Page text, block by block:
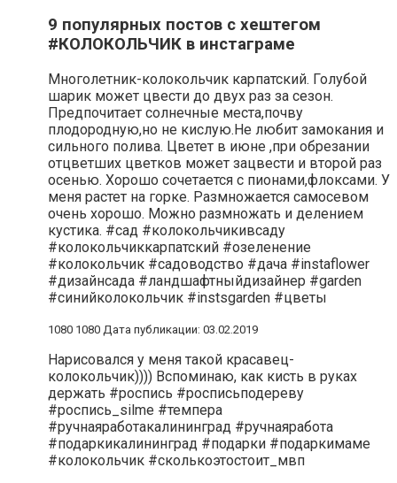
9 популярных постов с хештегом
#КОЛОКОЛЬЧИК в инстаграме
Многолетник-колокольчик карпатский. Голубой
шарик может цвести до двух раз за сезон.
Предпочитает солнечные места,почву
плодородную,но не кислую.Не любит замокания и
сильного полива. Цветет в июне ,при обрезании
отцветших цветков может зацвести и второй раз
осенью. Хорошо сочетается с пионами,флоксами. У
меня растет на горке. Размножается самосевом
очень хорошо. Можно размножать и делением
кустика. #сад #колокольчикивсаду
#колокольчиккарпатский #озеленение
#колокольчик #садоводство #дача #instaflower
#дизайнсада #ландшафтныйдизайнер #garden
#синийколокольчик #instsgarden #цветы
1080 1080 Дата публикации: 03.02.2019
Нарисовался у меня такой красавец-
колокольчик)))) Вспоминаю, как кисть в руках
держать #роспись #росписьподереву
#роспись_silme #темпера
#ручнаяработакалининград #ручнаяработа
#подаркикалининград #подарки #подаркимаме
#колокольчик #сколькоэтостоит_мвп